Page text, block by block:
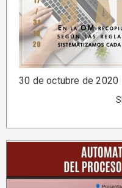
30 de octubre de 2020